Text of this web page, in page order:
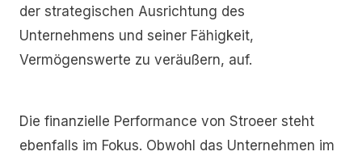
der strategischen Ausrichtung des
Unternehmens und seiner Fähigkeit,
Vermögenswerte zu veräußern, auf.
Die finanzielle Performance von Stroeer steht
ebenfalls im Fokus. Obwohl das Unternehmen im